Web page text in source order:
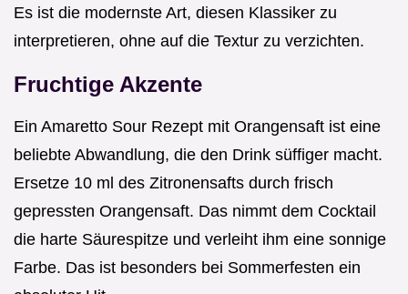
Es ist die modernste Art, diesen Klassiker zu
interpretieren, ohne auf die Textur zu verzichten.
Fruchtige Akzente
Ein Amaretto Sour Rezept mit Orangensaft ist eine
beliebte Abwandlung, die den Drink süffiger macht.
Ersetze 10 ml des Zitronensafts durch frisch
gepressten Orangensaft. Das nimmt dem Cocktail
die harte Säurespitze und verleiht ihm eine sonnige
Farbe. Das ist besonders bei Sommerfesten ein